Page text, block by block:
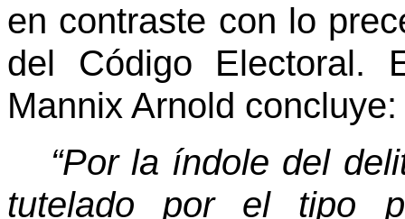
en contraste con lo
del Código Electoral.
Mannix Arnold concluye:
“Por la índole del
tutelado por el tipo